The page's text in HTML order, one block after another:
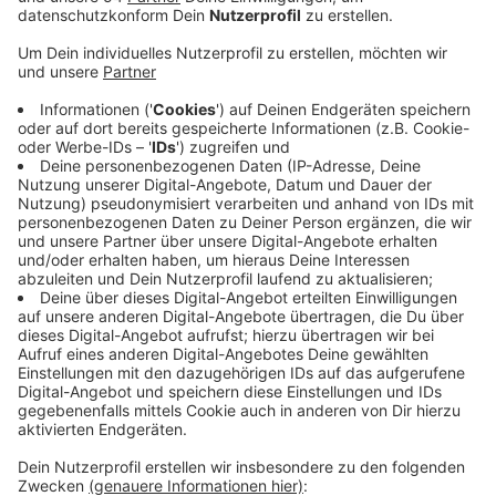
Veröffentlicht: Dienstag, 17.08.2021 13:49
Anzeige
In den Sommerferien kommen die Bautrupps der Stadt
- und sie haben in den 6 Wochen wieder Millionen
verbaut, um die Schulen auf Vordermann zu bringen. In
Wickrath oder an der Schulstraße haben die
Grundschulen neue Toiletten - genau wie das
Gymnasium am Geroweiher - und die Hans Jonas-
Gesamtschule. Die Grundschule Pesch und die
Annaschule haben Räume für die Mittagsbetreuung
bekommen. Und: an der Gesamtschule Espenstraße
und im Mat-Nat sind Räume umgebaut worden.
Außerdem sind Fenster repariert worden - damit zum